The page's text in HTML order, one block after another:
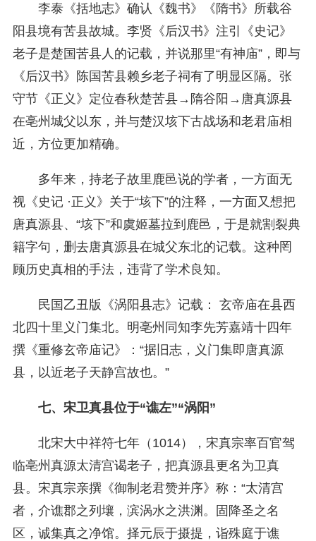
李泰《括地志》确认《魏书》《隋书》所载谷
阳县境有苦县故城。李贤《后汉书》注引《史记》
老子是楚国苦县人的记载，并说那里“有神庙”，即与
《后汉书》陈国苦县赖乡老子祠有了明显区隔。张
守节《正义》定位春秋楚苦县→隋谷阳→唐真源县
在亳州城父以东，并与楚汉垓下古战场和老君庙相
近，方位更加精确。
多年来，持老子故里鹿邑说的学者，一方面无
视《史记 ·正义》关于“垓下”的注释，一方面又想把
唐真源县、“垓下”和虞姬墓拉到鹿邑，于是就割裂典
籍字句，删去唐真源县在城父东北的记载。这种罔
顾历史真相的手法，违背了学术良知。
民国乙丑版《涡阳县志》记载： 玄帝庙在县西
北四十里义门集北。明亳州同知李先芳嘉靖十四年
撰《重修玄帝庙记》：“据旧志，义门集即唐真源
县，以近老子天静宫故也。”
七、宋卫真县位于“谯左”“涡阳”
北宋大中祥符七年（1014），宋真宗率百官驾
临亳州真源太清宫谒老子，把真源县更名为卫真
县。宋真宗亲撰《御制老君赞并序》称：“太清宫
者，介谯郡之列壤，滨涡水之洪渊。固降圣之名
区，诚集真之净馆。择元辰于摄提，诣殊庭于谯